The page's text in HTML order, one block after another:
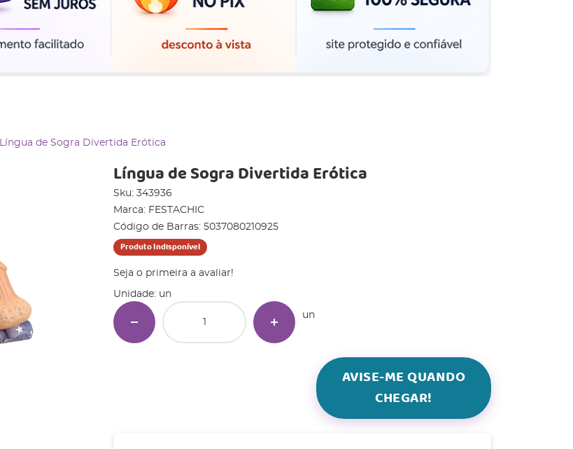
Língua de Sogra Divertida Erótica
Língua de Sogra Divertida Erótica
Sku: 343936
Marca: FESTACHIC
Código de Barras: 5037080210925
Produto Indisponível
Seja o primeira a avaliar!
Unidade: un
un
AVISE-ME QUANDO
CHEGAR!